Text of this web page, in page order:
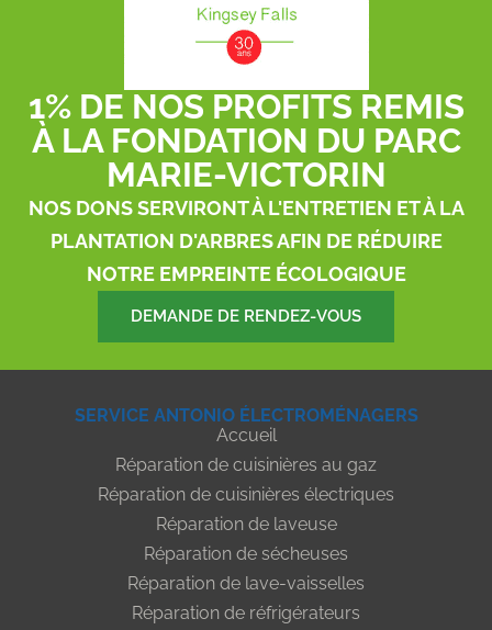
1% DE NOS PROFITS REMIS
À LA FONDATION DU PARC
MARIE-VICTORIN
NOS DONS SERVIRONT À L'ENTRETIEN ET À LA
PLANTATION D'ARBRES AFIN DE RÉDUIRE
NOTRE EMPREINTE ÉCOLOGIQUE
DEMANDE DE RENDEZ-VOUS
SERVICE ANTONIO ÉLECTROMÉNAGERS
Accueil
Réparation de cuisinières au gaz
Réparation de cuisinières électriques
Réparation de laveuse
Réparation de sécheuses
Réparation de lave-vaisselles
Réparation de réfrigérateurs